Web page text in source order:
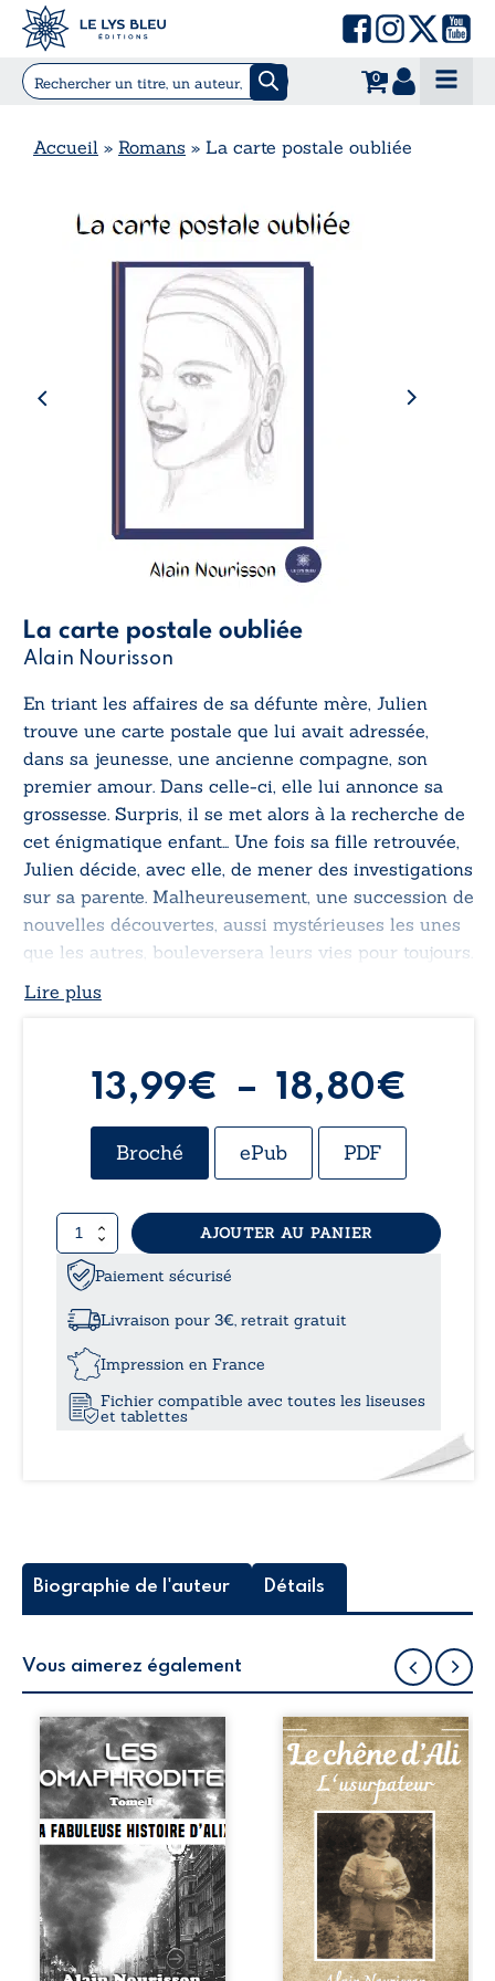
0
Accueil » Romans » La carte postale oubliée
La carte postale oubliée
Alain Nourisson
En triant les affaires de sa défunte mère, Julien
trouve une carte postale que lui avait adressée,
dans sa jeunesse, une ancienne compagne, son
premier amour. Dans celle-ci, elle lui annonce sa
grossesse. Surpris, il se met alors à la recherche de
cet énigmatique enfant… Une fois sa fille retrouvée,
Julien décide, avec elle, de mener des investigations
sur sa parente. Malheureusement, une succession de
nouvelles découvertes, aussi mystérieuses les unes
que les autres, bouleversera leurs vies pour toujours.
Lire plus
13,99€ – 18,80€
de
Broché ePub PDF
quantité
de
La
carte
postale
AJOUTER AU PANIER
Paiement sécurisé
Livraison pour 3€, retrait gratuit
Impression en France
Fichier compatible avec toutes les liseuses
et tablettes
Biographie de l'auteur Détails
Vous aimerez également
Homaphrodite,
représentant
d’une nouvelle
espèce humaine
dotée d’un pouvoir
naturel
d’autoguérison,
Alix est un être
différent qui
souhaite
connaître ses
origines. Voulant
l’aider dans cette
Abandonné par
ses parents à la
suite de leur
arrestation par la
police, Ali est pris
en charge par un
militaire en
permission. Cet
homme lui offrira
l’hospitalité et lui
donnera une
identité de
substitution afin